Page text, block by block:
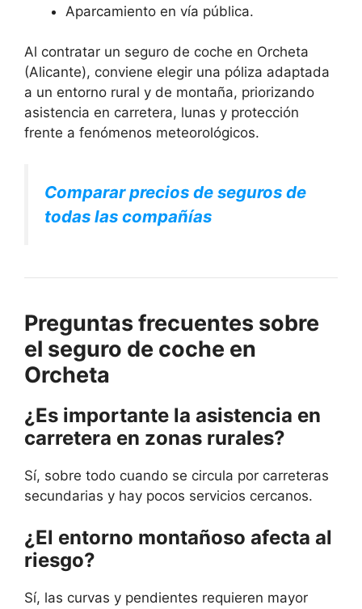
Aparcamiento en vía pública.
Al contratar un seguro de coche en Orcheta
(Alicante), conviene elegir una póliza adaptada
a un entorno rural y de montaña, priorizando
asistencia en carretera, lunas y protección
frente a fenómenos meteorológicos.
Comparar precios de seguros de
todas las compañías
Preguntas frecuentes sobre
el seguro de coche en
Orcheta
¿Es importante la asistencia en
carretera en zonas rurales?
Sí, sobre todo cuando se circula por carreteras
secundarias y hay pocos servicios cercanos.
¿El entorno montañoso afecta al
riesgo?
Sí, las curvas y pendientes requieren mayor